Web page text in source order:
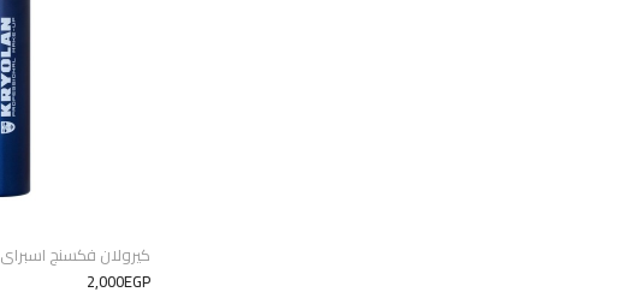
كيرولان فكسنج اسبراى 300مل
2,000EGP